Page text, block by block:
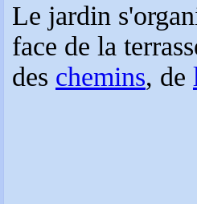
Le jardin
face de la
des chemins, de